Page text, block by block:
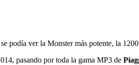
se podía ver la Monster más potente, la
pasando por toda la gama MP3 de